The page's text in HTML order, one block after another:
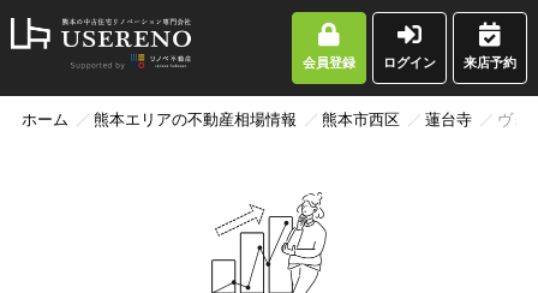
会員登録 ログイン 来店予約
ホーム 熊本エリアの不動産相場情報 熊本市西区 蓮台寺 ヴォ